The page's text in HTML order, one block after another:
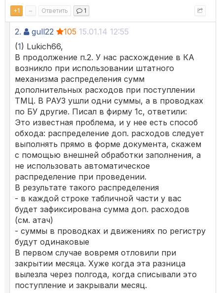
+1 – Ответить 1
2. gull22 105 15.01.14 12:55
(1) Lukich66,
В продолжение п.2. У нас расхождение в КА
возникло при использовании штатного
механизма распределения сумм
дополнительных расходов при поступлении
ТМЦ. В РАУЗ ушли одни суммы, а в проводках
по БУ другие. Писал в фирму 1с, ответили:
Это известная проблема, и у нее есть способ
обхода: распределение доп. расходов следует
выполнять прямо в форме документа, скажем
с помощью внешней обработки заполнения, а
не использовать автоматическое
распределение при проведении.
В результате такого распределения
- в каждой строке табличной части у вас
будет зафиксирована сумма доп. расходов
(см. атач)
- суммы в проводках и движениях по регистру
будут одинаковые
В первом случае вовремя отловили при
закрытии месяца. Хуже когда эта разница
вылезла через полгода, когда списывали это
поступление и закрывали месяц.